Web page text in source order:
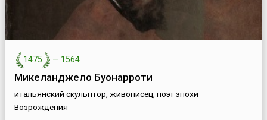
1475 — 1564
Микеланджело Буонарроти
итальянский скульптор, живописец, поэт эпохи
Возрождения